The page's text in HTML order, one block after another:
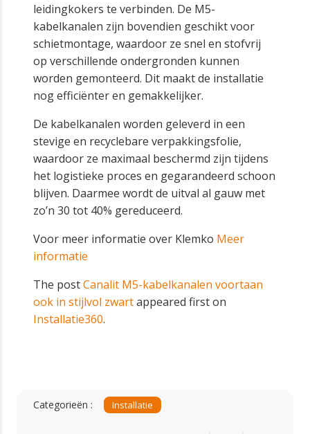
leidingkokers te verbinden. De M5-
kabelkanalen zijn bovendien geschikt voor
schietmontage, waardoor ze snel en stofvrij
op verschillende ondergronden kunnen
worden gemonteerd. Dit maakt de installatie
nog efficiënter en gemakkelijker.
De kabelkanalen worden geleverd in een
stevige en recyclebare verpakkingsfolie,
waardoor ze maximaal beschermd zijn tijdens
het logistieke proces en gegarandeerd schoon
blijven. Daarmee wordt de uitval al gauw met
zo’n 30 tot 40% gereduceerd.
Voor meer informatie over Klemko Meer
informatie
The postCanalit M5-kabelkanalen voortaan
ook in stijlvol zwartappeared first on
Installatie360.
Categorieën : Installatie